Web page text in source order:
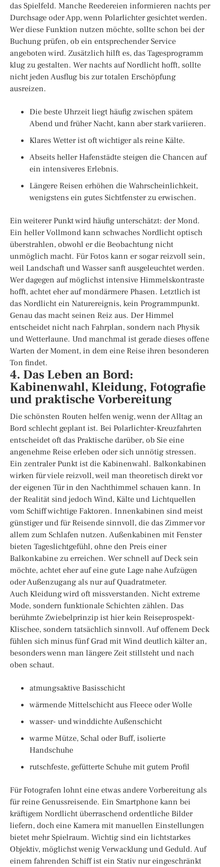
das Spielfeld. Manche Reedereien informieren nachts per
Durchsage oder App, wenn Polarlichter gesichtet werden.
Wer diese Funktion nutzen möchte, sollte schon bei der
Buchung prüfen, ob ein entsprechender Service
angeboten wird. Zusätzlich hilft es, das Tagesprogramm
klug zu gestalten. Wer nachts auf Nordlicht hofft, sollte
nicht jeden Ausflug bis zur totalen Erschöpfung
ausreizen.
Die beste Uhrzeit liegt häufig zwischen spätem
Abend und früher Nacht, kann aber stark variieren.
Klares Wetter ist oft wichtiger als reine Kälte.
Abseits heller Hafenstädte steigen die Chancen auf
ein intensiveres Erlebnis.
Längere Reisen erhöhen die Wahrscheinlichkeit,
wenigstens ein gutes Sichtfenster zu erwischen.
Ein weiterer Punkt wird häufig unterschätzt: der Mond.
Ein heller Vollmond kann schwaches Nordlicht optisch
überstrahlen, obwohl er die Beobachtung nicht
unmöglich macht. Für Fotos kann er sogar reizvoll sein,
weil Landschaft und Wasser sanft ausgeleuchtet werden.
Wer dagegen auf möglichst intensive Himmelskontraste
hofft, achtet eher auf mondärmere Phasen. Letztlich ist
das Nordlicht ein Naturereignis, kein Programmpunkt.
Genau das macht seinen Reiz aus. Der Himmel
entscheidet nicht nach Fahrplan, sondern nach Physik
und Wetterlaune. Und manchmal ist gerade dieses offene
Warten der Moment, in dem eine Reise ihren besonderen
Ton findet.
4. Das Leben an Bord:
Kabinenwahl, Kleidung, Fotografie
und praktische Vorbereitung
Die schönsten Routen helfen wenig, wenn der Alltag an
Bord schlecht geplant ist. Bei Polarlichter-Kreuzfahrten
entscheidet oft das Praktische darüber, ob Sie eine
angenehme Reise erleben oder sich unnötig stressen.
Ein zentraler Punkt ist die Kabinenwahl. Balkonkabinen
wirken für viele reizvoll, weil man theoretisch direkt vor
der eigenen Tür in den Nachthimmel schauen kann. In
der Realität sind jedoch Wind, Kälte und Lichtquellen
vom Schiff wichtige Faktoren. Innenkabinen sind meist
günstiger und für Reisende sinnvoll, die das Zimmer vor
allem zum Schlafen nutzen. Außenkabinen mit Fenster
bieten Tageslichtgefühl, ohne den Preis einer
Balkonkabine zu erreichen. Wer schnell auf Deck sein
möchte, achtet eher auf eine gute Lage nahe Aufzügen
oder Außenzugang als nur auf Quadratmeter.
Auch Kleidung wird oft missverstanden. Nicht extreme
Mode, sondern funktionale Schichten zählen. Das
berühmte Zwiebelprinzip ist hier kein Reiseprospekt-
Klischee, sondern tatsächlich sinnvoll. Auf offenem Deck
fühlen sich minus fünf Grad mit Wind deutlich kälter an,
besonders wenn man längere Zeit stillsteht und nach
oben schaut.
atmungsaktive Basisschicht
wärmende Mittelschicht aus Fleece oder Wolle
wasser- und winddichte Außenschicht
warme Mütze, Schal oder Buff, isolierte
Handschuhe
rutschfeste, gefütterte Schuhe mit gutem Profil
Für Fotografen lohnt eine etwas andere Vorbereitung als
für reine Genussreisende. Ein Smartphone kann bei
kräftigem Nordlicht überraschend ordentliche Bilder
liefern, doch eine Kamera mit manuellen Einstellungen
bietet mehr Spielraum. Wichtig sind ein lichtstarkes
Objektiv, möglichst wenig Verwacklung und Geduld. Auf
einem fahrenden Schiff ist ein Stativ nur eingeschränkt